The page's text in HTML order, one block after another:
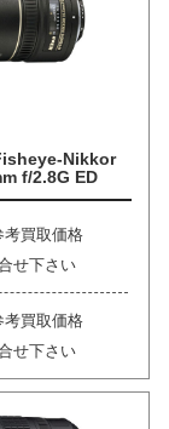
Nikkor
f/2.8G ED
考買取価格
せ下さい
考買取価格
せ下さい